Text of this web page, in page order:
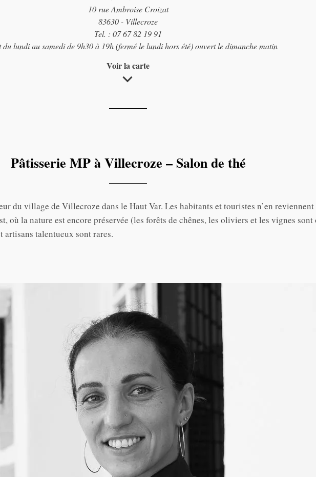
10 rue Ambroise Croizat
83630 - Villecroze
Tel. : 07 67 82 19 91
du lundi au samedi de 9h30 à 19h (fermé le lundi hors été) ouvert le dimanche matin
Voir la carte
Pâtisserie MP à Villecroze – Salon de thé
du village de Villecroze dans le Haut Var. Les habitants et touristes n’en reviennent
où la nature est encore préservée (les forêts de chênes, les oliviers et les vignes
artisans talentueux sont rares.